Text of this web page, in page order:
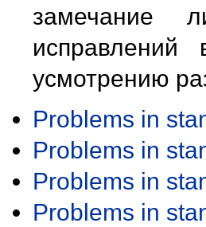
замечание
исправлений
усмотрению
Problems in
Problems in
Problems in
Problems in